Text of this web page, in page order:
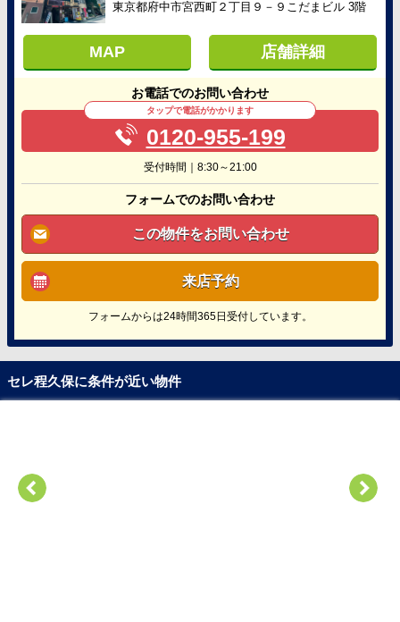
東京都府中市宮西町２丁目９－９こだまビル 3階
MAP 店舗詳細
お電話でのお問い合わせ
タップで電話がかかります
0120-955-199
受付時間｜8:30～21:00
フォームでのお問い合わせ
この物件をお問い合わせ
来店予約
フォームからは24時間365日受付しています。
セレ程久保に条件が近い物件